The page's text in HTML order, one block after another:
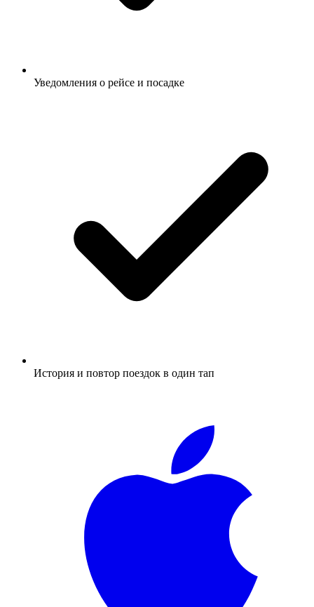
Уведомления о рейсе и посадке
История и повтор поездок в один тап